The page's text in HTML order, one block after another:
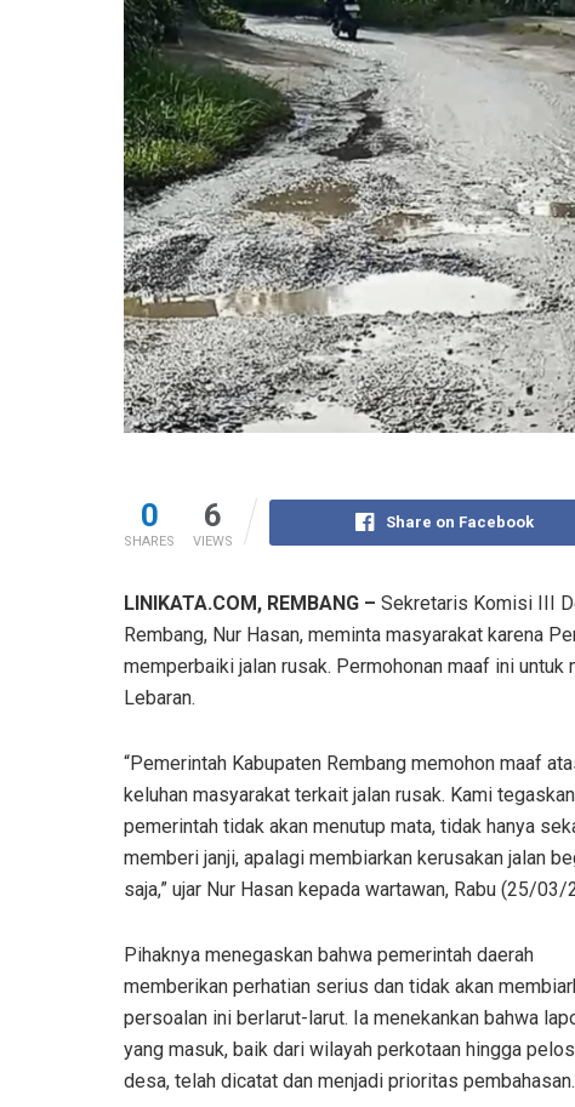
0
SHARES
6
VIEWS
Share on Facebook
LINIKATA.COM, REMBANG – Sekretaris Komisi III
Rembang, Nur Hasan, meminta masyarakat karena
memperbaiki jalan rusak. Permohonan maaf ini
Lebaran.
“Pemerintah Kabupaten Rembang memohon maaf
keluhan masyarakat terkait jalan rusak. Kami
pemerintah tidak akan menutup mata, tidak hanya
memberi janji, apalagi membiarkan kerusakan jalan
saja,” ujar Nur Hasan kepada wartawan, Rabu (25/03/
Pihaknya menegaskan bahwa pemerintah daerah
memberikan perhatian serius dan tidak akan
persoalan ini berlarut-larut. Ia menekankan bahwa
yang masuk, baik dari wilayah perkotaan hingga
desa, telah dicatat dan menjadi prioritas pembahasan.